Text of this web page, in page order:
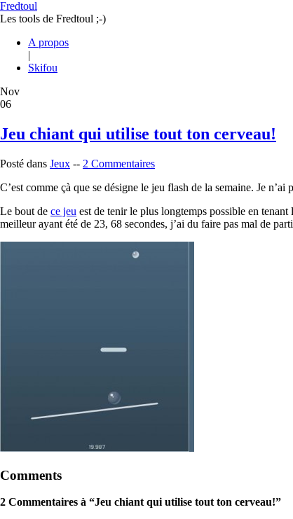
Fredtoul
Les tools de Fredtoul ;-)
A propos
|
Skifou
Nov
06
Jeu chiant qui utilise tout ton cerveau!
Posté dans Jeux -- 2 Commentaires
C’est comme çà que se désigne le jeu flash de la semaine. Je
Le bout de ce jeu est de tenir le plus longtemps possible en
meilleur ayant été de 23, 68 secondes, j’ai du faire pas mal de
Comments
2 Commentaires à “Jeu chiant qui utilise tout ton cerveau!”